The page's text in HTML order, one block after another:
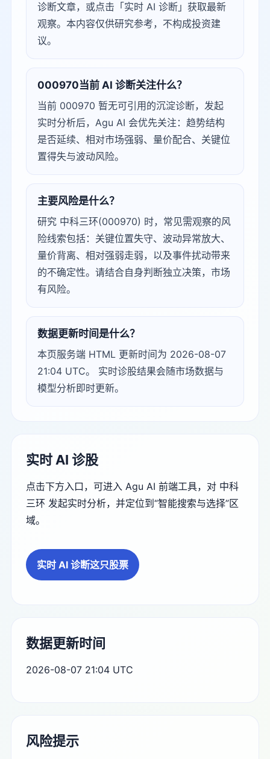
诊断文章，或点击「实时 AI 诊断」获取最新
观察。本内容仅供研究参考，不构成投资建
议。
000970当前 AI 诊断关注什么？
当前 000970 暂无可引用的沉淀诊断，发起
实时分析后，Agu AI 会优先关注：趋势结构
是否延续、相对市场强弱、量价配合、关键位
置得失与波动风险。
主要风险是什么？
研究 中科三环(000970) 时，常见需观察的风
险线索包括：关键位置失守、波动异常放大、
量价背离、相对强弱走弱，以及事件扰动带来
的不确定性。请结合自身判断独立决策，市场
有风险。
数据更新时间是什么？
本页服务端 HTML 更新时间为 2026-08-07
21:04 UTC。 实时诊股结果会随市场数据与
模型分析即时更新。
实时 AI 诊股
点击下方入口，可进入 Agu AI 前端工具，对 中科
三环 发起实时分析，并定位到“智能搜索与选择”区
域。
实时 AI 诊断这只股票
数据更新时间
2026-08-07 21:04 UTC
风险提示